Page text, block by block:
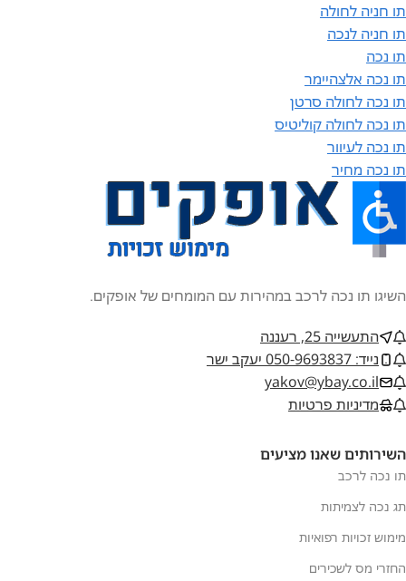
תו חניה לחולה
תו חניה לנכה
תו נכה
תו נכה אלצהיימר
תו נכה לחולה סרטן
תו נכה לחולה קוליטיס
תו נכה לעיוור
תו נכה מחיר
השירותים שאנו מציעים
תו נכה לרכב
תג נכה לצמיתות
מימוש זכויות רפואיות
החזרי מס לשכירים
השיגו תו נכה לרכב במהירות עם המומחים של אופקים.
התעשייה 25, רעננה
נייד: 050-9693837 יעקב ישר
yakov@ybay.co.il
מדיניות פרטיות